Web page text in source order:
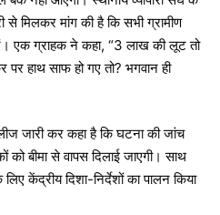
से मिलकर मांग की है कि सभी ग्रामीण
एक ग्राहक ने कहा, “3 लाख की लूट तो
हाथ साफ हो गए तो? भगवान ही
जारी कर कहा है कि घटना की जांच
को बीमा से वापस दिलाई जाएगी। साथ
केंद्रीय दिशा-निर्देशों का पालन किया